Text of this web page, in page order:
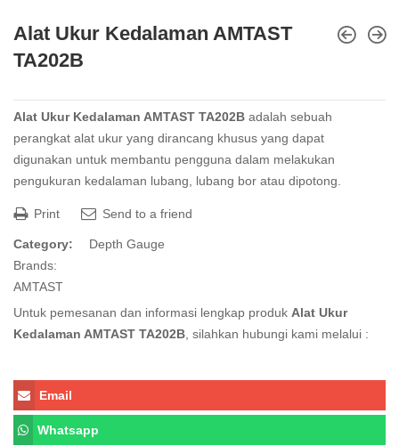
Alat Ukur Kedalaman AMTAST
TA202B
Alat Ukur Kedalaman AMTAST TA202B adalah sebuah
perangkat alat ukur yang dirancang khusus yang dapat
digunakan untuk membantu pengguna dalam melakukan
pengukuran kedalaman lubang, lubang bor atau dipotong.
Print Send to a friend
Category:
Depth Gauge
Brands:
AMTAST
Untuk pemesanan dan informasi lengkap produk Alat Ukur
Kedalaman AMTAST TA202B , silahkan hubungi kami melalui :
Email
Whatsapp